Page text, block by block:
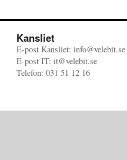
Kansliet
E-post Kansliet: info@velebit.se
E-post IT: it@velebit.se
Telefon: 031 51 12 16